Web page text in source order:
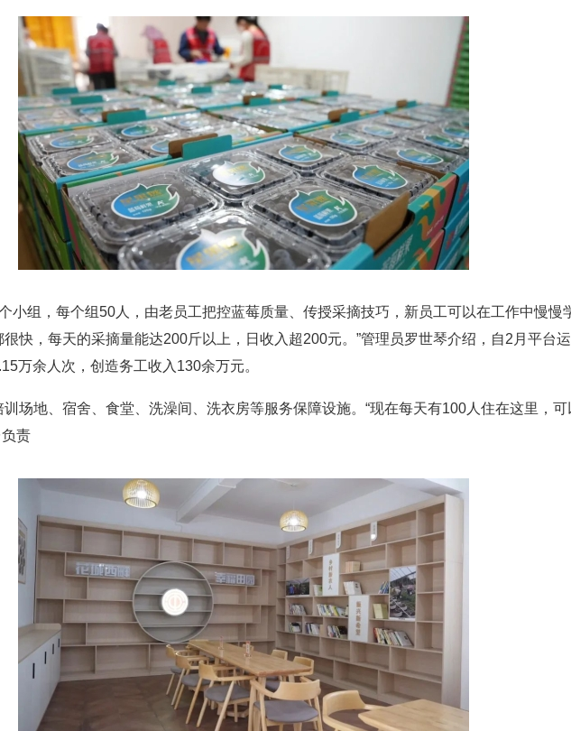
组，每个组50人，由老员工把控蓝莓质量、传授采摘技巧，新员工可以在工作中慢慢
快，每天的采摘量能达200斤以上，日收入超200元。”管理员罗世琴介绍，自2月平台
万余人次，创造务工收入130余万元。
地、宿舍、食堂、洗澡间、洗衣房等服务保障设施。“现在每天有100人住在这里，可
负责